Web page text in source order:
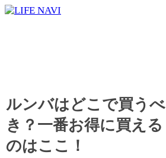
ルンバはどこで買うべ
き？一番お得に買える
のはここ！